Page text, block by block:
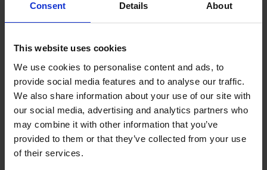
Consent Details About
This website uses cookies
We use cookies to personalise content and ads, to
provide social media features and to analyse our traffic.
We also share information about your use of our site with
our social media, advertising and analytics partners who
may combine it with other information that you’ve
provided to them or that they’ve collected from your use
of their services.